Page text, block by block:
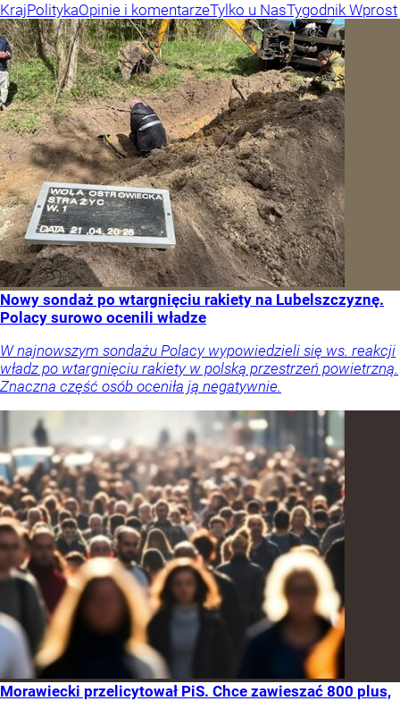
KrajPolitykaOpinie i komentarzeTylko u NasTygodnik Wprost
Nowy sondaż po wtargnięciu rakiety na Lubelszczyznę.
Polacy surowo ocenili władze
W najnowszym sondażu Polacy wypowiedzieli się ws. reakcji
władz po wtargnięciu rakiety w polską przestrzeń powietrzną.
Znaczna część osób oceniła ją negatywnie.
Morawiecki przelicytował PiS. Chce zawieszać 800 plus,